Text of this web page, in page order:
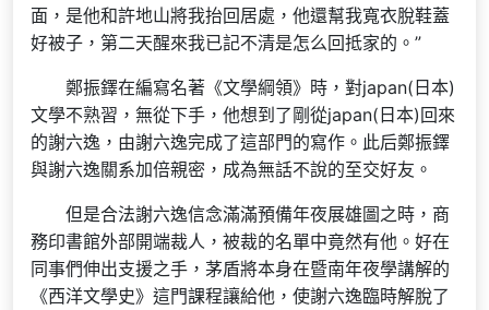
面，是他和許地山將我抬回居處，他還幫我寬衣脫鞋蓋
好被子，第二天醒來我已記不清是怎么回抵家的。”
鄭振鐸在編寫名著《文學綱領》時，對japan(日本)
文學不熟習，無從下手，他想到了剛從japan(日本)回來
的謝六逸，由謝六逸完成了這部門的寫作。此后鄭振鐸
與謝六逸關系加倍親密，成為無話不說的至交好友。
但是合法謝六逸信念滿滿預備年夜展雄圖之時，商
務印書館外部開端裁人，被裁的名單中竟然有他。好在
同事們伸出支援之手，茅盾將本身在暨南年夜學講解的
《西洋文學史》這門課程讓給他，使謝六逸臨時解脫了